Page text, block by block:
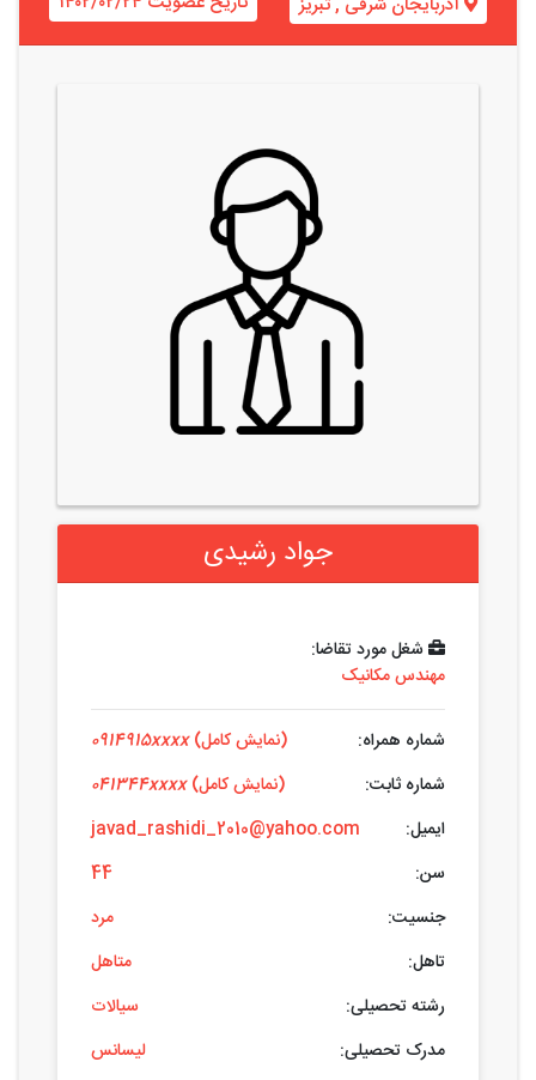
جواد رشیدی
شغل مورد تقاضا:
مهندس مکانیک
شماره همراه: 0914915xxxx (نمایش کامل)
شماره ثابت:
041344xxxx (نمایش کامل)
ایمیل:
javad_rashidi_2010@yahoo.com
سن:
44
جنسیت:
مرد
تاهل:
متاهل
رشته تحصیلی:
سیالات
مدرک تحصیلی:
لیسانس